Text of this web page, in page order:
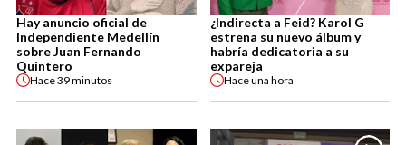
Hay anuncio oficial de
Independiente Medellín
sobre Juan Fernando
Quintero
Hace39 minutos
¿Indirecta a Feid? Karol G
estrena su nuevo álbum y
habría dedicatoria a su
expareja
Haceuna hora